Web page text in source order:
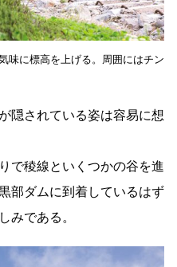
味に標高を上げる。周囲にはチン
隠されている姿は容易に想
で稜線といくつかの谷を進
部ダムに到着しているはず
みである。